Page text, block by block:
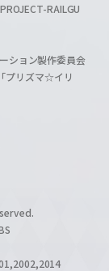
RAILGU
ション製作委員会
プリズマ☆イリ